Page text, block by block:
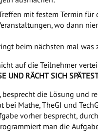
mit festem Termin
wo dann
beim nächsten mal
auf die Teilnehmer
UND RÄCHT SICH
besprecht die Lösung und
bei Mathe, TheGI und
vorher besprecht,
man die